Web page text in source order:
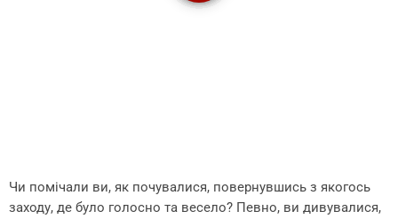
Чи помічали ви, як почувалися, повернувшись з якогось
заходу, де було голосно та весело? Певно, ви дивувалися,